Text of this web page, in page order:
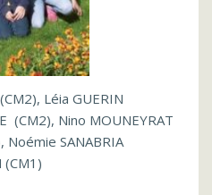
Léia GUERIN
(CM2), Nino MOUNEYRAT
Noémie SANABRIA
(CM1)